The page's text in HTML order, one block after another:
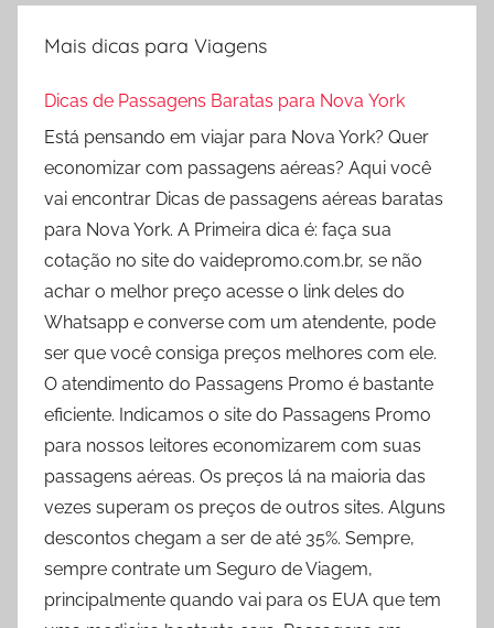
Mais dicas para Viagens
Dicas de Passagens Baratas para Nova York
Está pensando em viajar para Nova York? Quer
economizar com passagens aéreas? Aqui você
vai encontrar Dicas de passagens aéreas baratas
para Nova York. A Primeira dica é: faça sua
cotação no site do vaidepromo.com.br, se não
achar o melhor preço acesse o link deles do
Whatsapp e converse com um atendente, pode
ser que você consiga preços melhores com ele.
O atendimento do Passagens Promo é bastante
eficiente. Indicamos o site do Passagens Promo
para nossos leitores economizarem com suas
passagens aéreas. Os preços lá na maioria das
vezes superam os preços de outros sites. Alguns
descontos chegam a ser de até 35%. Sempre,
sempre contrate um Seguro de Viagem,
principalmente quando vai para os EUA que tem